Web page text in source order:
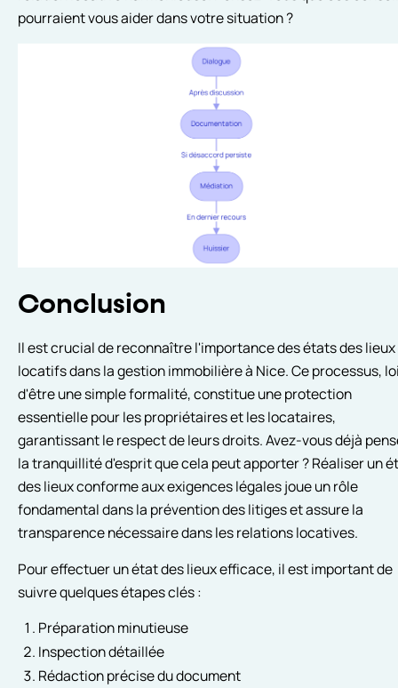
pourraient vous aider dans votre situation ?
Conclusion
Il est crucial de reconnaître l'importance des états des lieux
locatifs dans la gestion immobilière à Nice. Ce processus,
d'être une simple formalité, constitue une protection
essentielle pour les propriétaires et les locataires,
garantissant le respect de leurs droits. Avez-vous déjà
la tranquillité d'esprit que cela peut apporter ? Réaliser un
des lieux conforme aux exigences légales joue un rôle
fondamental dans la prévention des litiges et assure la
transparence nécessaire dans les relations locatives.
Pour effectuer un état des lieux efficace, il est important de
suivre quelques étapes clés :
Préparation minutieuse
Inspection détaillée
Rédaction précise du document